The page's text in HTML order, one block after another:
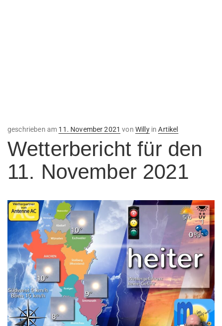
geschrieben am Veröffentlicht
11. November 2021 von WillyinArtikel
Wetterbericht für den
11. November 2021